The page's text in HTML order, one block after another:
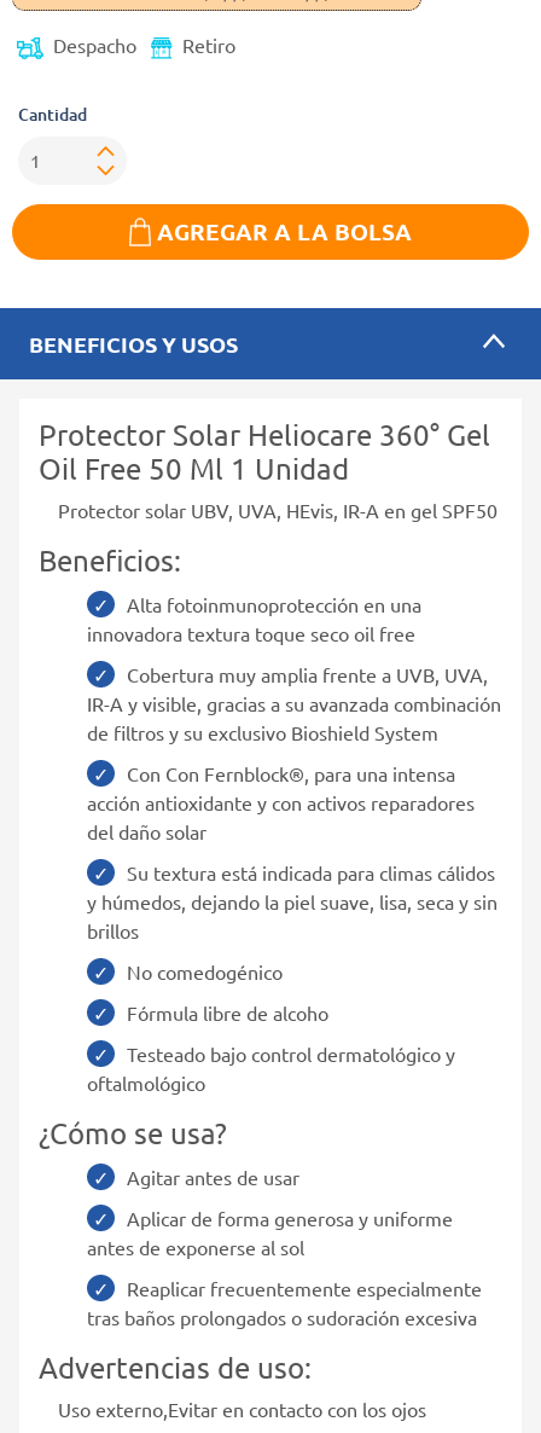
Despacho Retiro
Cantidad
AGREGAR A LA BOLSA
BENEFICIOS Y USOS
Protector Solar Heliocare 360° Gel
Oil Free 50 Ml 1 Unidad
Protector solar UBV, UVA, HEvis, IR-A en gel SPF50
Beneficios:
Alta fotoinmunoprotección en una
innovadora textura toque seco oil free
Cobertura muy amplia frente a UVB, UVA,
IR-A y visible, gracias a su avanzada combinación
de filtros y su exclusivo Bioshield System
Con Con Fernblock®, para una intensa
acción antioxidante y con activos reparadores
del daño solar
Su textura está indicada para climas cálidos
y húmedos, dejando la piel suave, lisa, seca y sin
brillos
No comedogénico
Fórmula libre de alcoho
Testeado bajo control dermatológico y
oftalmológico
¿Cómo se usa?
Agitar antes de usar
Aplicar de forma generosa y uniforme
antes de exponerse al sol
Reaplicar frecuentemente especialmente
tras baños prolongados o sudoración excesiva
Advertencias de uso:
Uso externo,Evitar en contacto con los ojos